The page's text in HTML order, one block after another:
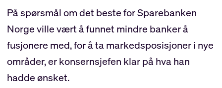
På spørsmål om det beste for Sparebanken
Norge ville vært å funnet mindre banker å
fusjonere med, for å ta markedsposisjoner i nye
områder, er konsernsjefen klar på hva han
hadde ønsket.